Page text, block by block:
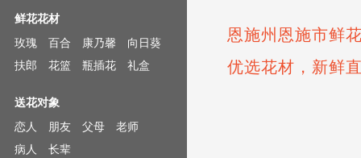
恩施州恩施市鲜
优选花材，新鲜
鲜花花材
玫瑰
百合 康乃馨
向日葵
扶郎
花篮 瓶插花 礼盒
送花对象
恋人
朋友 父母
老师
病人
长辈